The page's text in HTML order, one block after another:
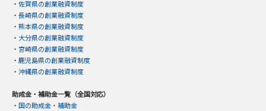
・ 佐賀県の創業融資制度
・ 長崎県の創業融資制度
・ 熊本県の創業融資制度
・ 大分県の創業融資制度
・ 宮崎県の創業融資制度
・ 鹿児島県の創業融資制度
・ 沖縄県の創業融資制度
助成金・補助金一覧（全国対応）
・ 国の助成金・補助金